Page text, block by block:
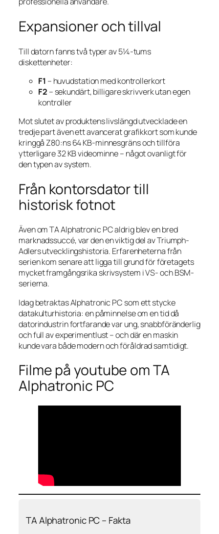
Expansioner och tillval
Till datorn fanns två typer av 5¼-tums
diskettenheter:
F1 – huvudstation med kontrollerkort
F2 – sekundärt, billigare skrivverk utan egen
kontroller
Mot slutet av produktens livslängd utvecklade en
tredje part även ett avancerat grafikkort som kunde
kringgå Z80:ns 64 KB-minnesgräns och tillföra
ytterligare 32 KB videominne – något ovanligt för
den typen av system.
Från kontorsdator till
historisk fotnot
Även om TA Alphatronic PC aldrig blev en bred
marknadssuccé, var den en viktig del av Triumph-
Adlers utvecklingshistoria. Erfarenheterna från
serien kom senare att ligga till grund för företagets
mycket framgångsrika skrivsystem i VS- och BSM-
serierna.
Idag betraktas Alphatronic PC som ett stycke
datakulturhistoria: en påminnelse om en tid då
datorindustrin fortfarande var ung, snabbföränderlig
och full av experimentlust – och där en maskin
kunde vara både modern och föråldrad samtidigt.
Filme på youtube om TA
Alphatronic PC
TA Alphatronic PC – Fakta